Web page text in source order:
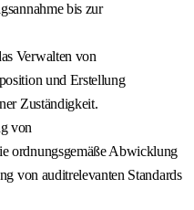
bis zur
Verwalten von
und Erstellung
Zuständigkeit.
von
ordnungsgemäße Abwicklung
von auditrelevanten Standards